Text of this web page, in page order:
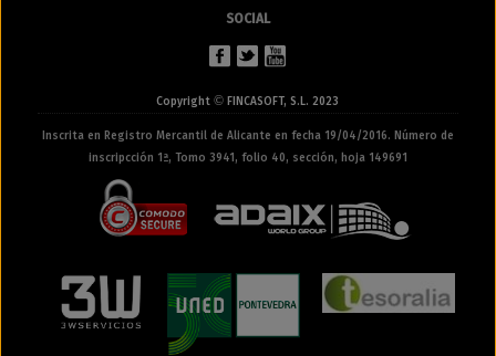
SOCIAL
Copyright© FINCASOFT, S.L. 2023
Inscrita en Registro Mercantil de Alicante en fecha 19/04/2016. Número de
inscripcción 1ª, Tomo 3941, folio 40, sección, hoja 149691